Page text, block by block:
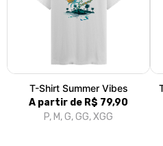
A partir de R$ 79,90
|< « 1 2 3
9 10